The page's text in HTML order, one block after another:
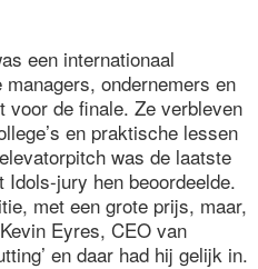
een internationaal
ondernemers en
voor de finale. Ze verbleven
en praktische lessen
was de laatste
jury hen beoordeelde.
met een grote prijs, maar,
Eyres, CEO van
en daar had hij gelijk in.